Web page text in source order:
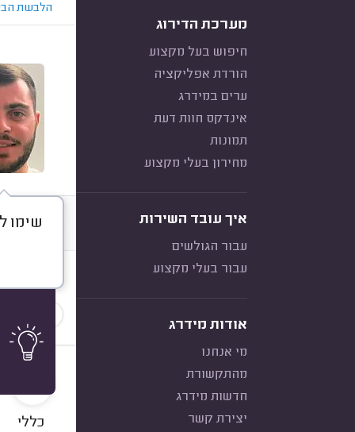
מערכת הדירוג
חיפוש בעל מקצוע
הורדת אפליקציה
ערים במידרג
אינדקס חוות דעת
תמונות
מחירון בעלי מקצוע
איך עובד השירות
עבור הגולשים
עבור בעלי מקצוע
אודות מידרג
מי אנחנו
מהתקשורת
חדשות מידרג
יצירת קשר
הלבשת
שימו
דברו
10
כללי